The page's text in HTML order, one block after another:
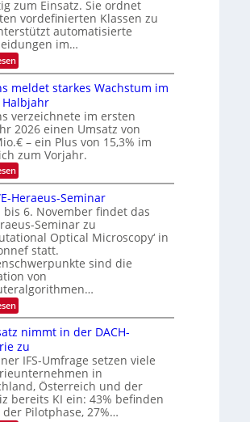
c
t
r
a
T
a
l
k
s
e
r
V
I
S
I
O
N
2
0
2
6
d
e
n
zum Einsatz. Sie ordnet
vordefinierten Klassen zu
automatisierte
im…
:
W
n
n
d
i
e
K
I
m
i
t
e
n
k
t
meldet starkes Wachstum im
verzeichnete im ersten
2026 einen Umsatz von
– ein Plus von 15,3% im
zum Vorjahr.
:
E
x
o
s
e
n
s
m
e
l
d
e
t
s
t
a
r
k
e
s
W
a
Heraeus-Seminar
bis 6. November findet das
Seminar zu
Optical Microscopy‘ in
statt.
sind die
von
:
8
9
.
W
E
-
H
e
r
nimmt in der DACH-
zu
IFS-Umfrage setzen viele
in
Österreich und der
bereits KI ein: 43% befinden
Pilotphase, 27%…